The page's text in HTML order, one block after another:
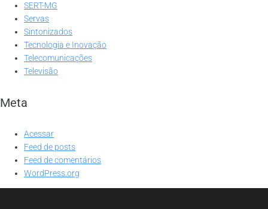
SERT-MG
Servas
Sintonizados
Tecnologia e Inovação
Telecomunicações
Televisão
Meta
Acessar
Feed de posts
Feed de comentários
WordPress.org